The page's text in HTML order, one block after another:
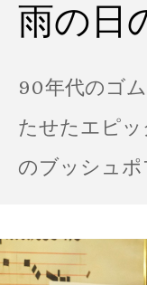
雨の日
90年代のゴ
たせたエピ
のブッシュ